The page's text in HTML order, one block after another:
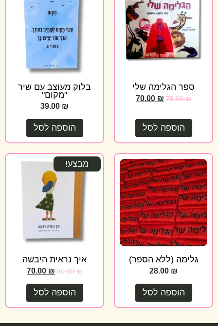
ספר הגלימה שלי
75.00₪
70.00 ₪
הוספה לסל
בלוק מעוצב עם שיר
"מקום"
39.00 ₪
הוספה לסל
גלימה (ללא הספר)
28.00 ₪
הוספה לסל
מבצע!
איך נראית היבשה
80.00₪
70.00 ₪
הוספה לסל